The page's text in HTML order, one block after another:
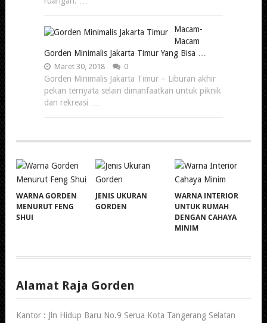
Macam-
Macam
Gorden Minimalis Jakarta Timur Yang Bisa …
Maret 30, 2018 0
Gorden Minimalis Jakarta Timur – Liburan akhir
pekan ternyata selain dimanfaatkan untuk piknik
dan rekreasi …
WARNA GORDEN
MENURUT FENG
SHUI
JENIS UKURAN
GORDEN
WARNA INTERIOR
UNTUK RUMAH
DENGAN CAHAYA
MINIM
Alamat Raja Gorden
Kantor : Jln Hidup Baru No.9 Serua Kota Tangerang Selatan